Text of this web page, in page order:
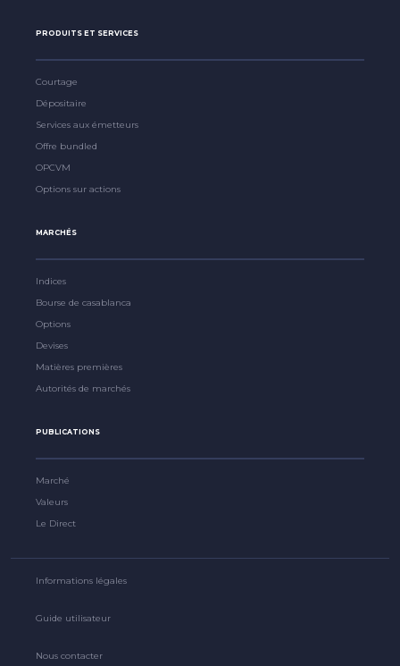
PRODUITS ET SERVICES
Courtage
Dépositaire
Services aux émetteurs
Offre bundled
OPCVM
Options sur actions
MARCHÉS
Indices
Bourse de casablanca
Options
Devises
Matières premières
Autorités de marchés
PUBLICATIONS
Marché
Valeurs
Le Direct
Informations légales
Guide utilisateur
Nous contacter